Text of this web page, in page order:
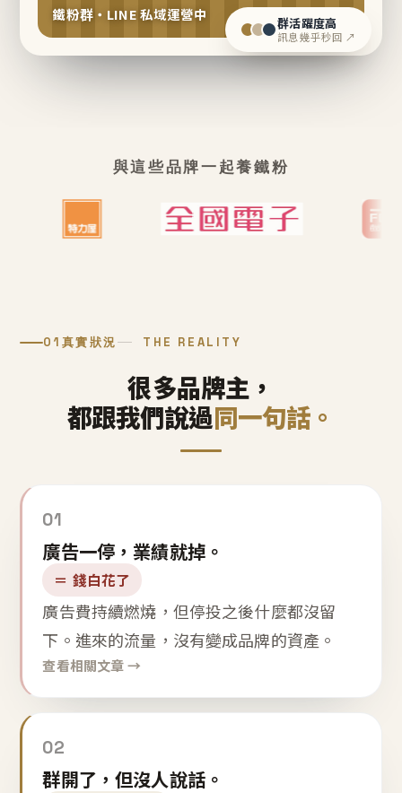
鐵粉群・LINE 私域運營中 群活躍度高
訊息幾乎秒回 ↗
與這些品牌一起養鐵粉
01 真實狀況 THE REALITY
很多品牌主，
都跟我們說過同一句話。
01
廣告一停，業績就掉。
＝ 錢白花了
廣告費持續燃燒，但停投之後什麼都沒留
下。進來的流量，沒有變成品牌的資產。
查看相關文章 →
02
群開了，但沒人說話。